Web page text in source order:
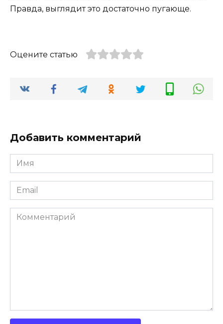
Правда, выглядит это достаточно пугающе.
Оцените статью
Добавить комментарий
Имя
*
Email
*
Комментарий